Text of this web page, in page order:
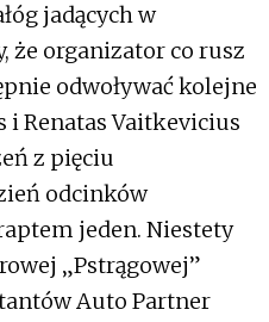
jadących w
że organizator co rusz
odwoływać kolejne
i Renatas Vaitkevicius
z pięciu
odcinków
jeden. Niestety
„Pstrągowej”
Auto Partner